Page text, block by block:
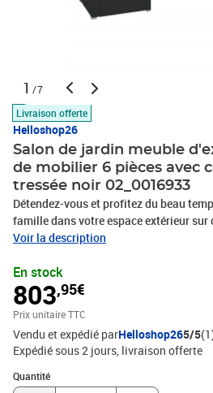
1 /7
Livraison offerte
Helloshop26
Salon de jardin meuble
de mobilier 6 pièces avec
tressée noir 02_0016933
Détendez-vous et profitez du beau
famille dans votre espace extérieur sur
jardin en résine tressée avec coussins
ou de le combiner avec d'autres
répondre à vos besoins !Matériau haut
meubles de patio est conçu avec de la
l'eau, ce qui le rend résistant à l'usure
quotidienne à l'extérieur.Cadre robuste :
de patio est doté d'un cadre solide en
pieds en plastique chromé, ce qui est
Voir la description
En stock
803,95€
Prix unitaire TTC
Vendu et expédié parHelloshop265/5
Expédié sous 2 jours livraison offerte
Quantité
Quantité : 1